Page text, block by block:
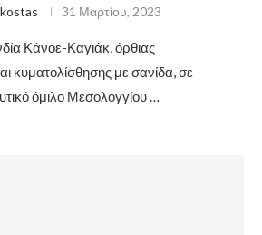
31 Μαρτίου, 2023
Κάνοε-Καγιάκ, όρθιας
κυματολίσθησης με σανίδα, σε
όμιλο Μεσολογγίου …